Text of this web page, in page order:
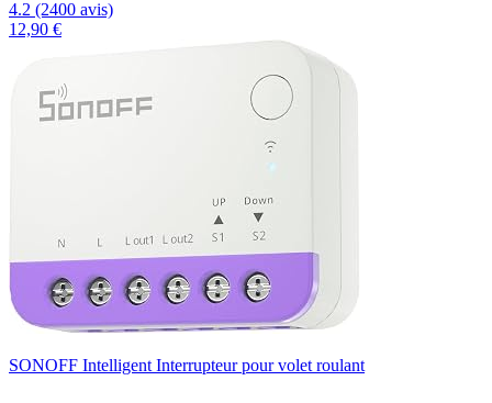
4.2 (2400 avis)
12,90 €
SONOFF Intelligent Interrupteur pour volet roulant